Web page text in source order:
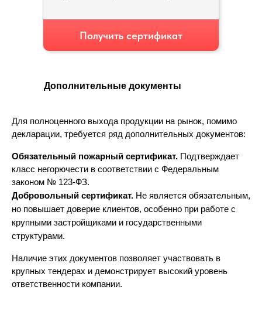
Получить сертификат
Дополнительные документы
Для полноценного выхода продукции на рынок, помимо
декларации, требуется ряд дополнительных документов:
Обязательный пожарный сертификат. Подтверждает
класс негорючести в соответствии с Федеральным
законом № 123-ФЗ.
Добровольный сертификат. Не является обязательным,
но повышает доверие клиентов, особенно при работе с
крупными застройщиками и государственными
структурами.
Наличие этих документов позволяет участвовать в
крупных тендерах и демонстрирует высокий уровень
ответственности компании.